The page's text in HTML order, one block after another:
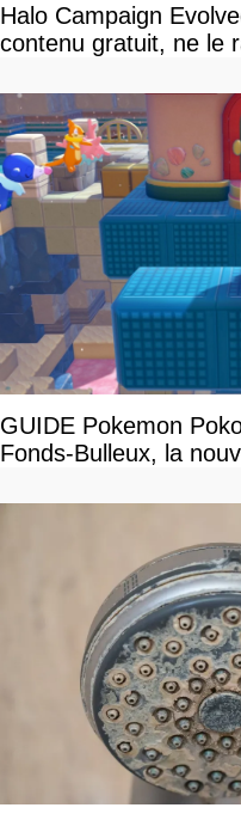
Halo Campaign
contenu gratuit, ne le
GUIDE Pokemon
Fonds-Bulleux, la